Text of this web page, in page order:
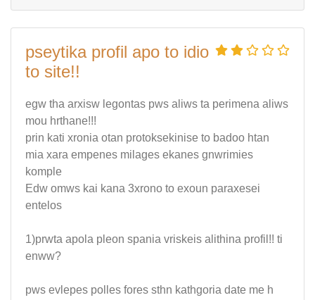
pseytika profil apo to idio
to site!!
egw tha arxisw legontas pws aliws ta perimena aliws
mou hrthane!!!
prin kati xronia otan protoksekinise to badoo htan
mia xara empenes milages ekanes gnwrimies
komple
Edw omws kai kana 3xrono to exoun paraxesei
entelos
1)prwta apola pleon spania vriskeis alithina profil!! ti
enww?
pws evlepes polles fores sthn kathgoria date me h